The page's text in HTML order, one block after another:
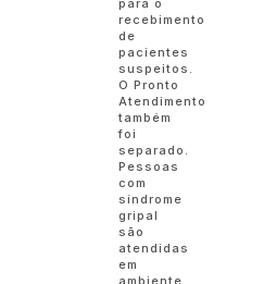
para o
recebimento
de
pacientes
suspeitos.
O Pronto
Atendimento
também
foi
separado.
Pessoas
com
síndrome
gripal
são
atendidas
em
ambiente